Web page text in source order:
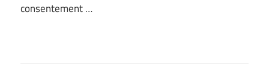
consentement …